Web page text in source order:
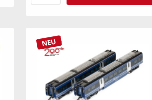
NEU